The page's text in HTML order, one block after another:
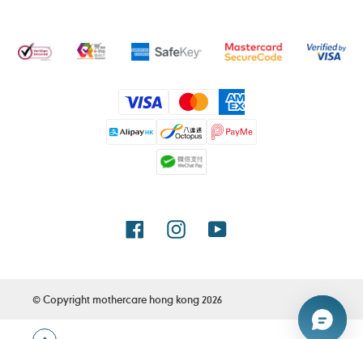
付
款
方
式
FacebookInstagramYouTube
© Copyright mothercare hong kong2026